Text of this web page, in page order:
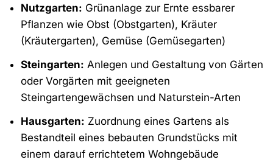
Nutzgarten: Grünanlage zur Ernte essbarer
Pflanzen wie Obst (Obstgarten), Kräuter
(Kräutergarten), Gemüse (Gemüsegarten)
Steingarten: Anlegen und Gestaltung von Gärten
oder Vorgärten mit geeigneten
Steingartengewächsen und Naturstein-Arten
Hausgarten: Zuordnung eines Gartens als
Bestandteil eines bebauten Grundstücks mit
einem darauf errichtetem Wohngebäude